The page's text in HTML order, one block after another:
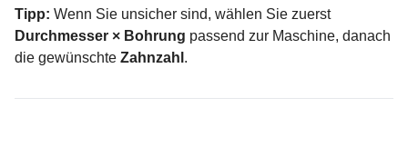
Tipp: Wenn Sie unsicher sind, wählen Sie zuerst
Durchmesser × Bohrung passend zur Maschine, danach
die gewünschte Zahnzahl .